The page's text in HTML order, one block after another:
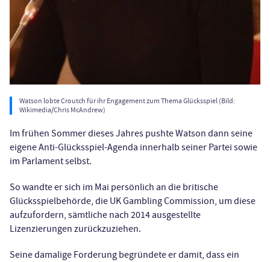
Watson lobte Croutch für ihr Engagement zum Thema Glücksspiel (Bild:
Wikimedia/Chris McAndrew)
Im frühen Sommer dieses Jahres pushte Watson dann seine
eigene Anti-Glücksspiel-Agenda innerhalb seiner Partei sowie
im Parlament selbst.
So wandte er sich im Mai persönlich an die britische
Glücksspielbehörde, die UK Gambling Commission, um diese
aufzufordern, sämtliche nach 2014 ausgestellte
Lizenzierungen zurückzuziehen.
Seine damalige Forderung begründete er damit, dass ein